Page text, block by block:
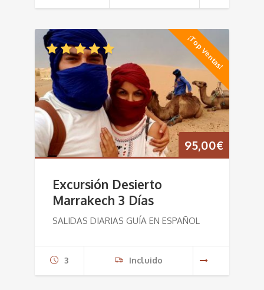
¡Top Ventas!
95,00€
Excursión Desierto
Marrakech 3 Días
SALIDAS DIARIAS GUÍA EN ESPAÑOL
3 Incluido